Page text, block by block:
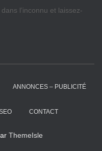
l’inconnu et laissez-
ANNONCES – PUBLICITÉ
CONTACT
ThemeIsle